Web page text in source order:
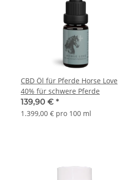
CBD Öl für Pferde Horse Love
40% für schwere Pferde
139,90 € *
1.399,00 € pro 100 ml